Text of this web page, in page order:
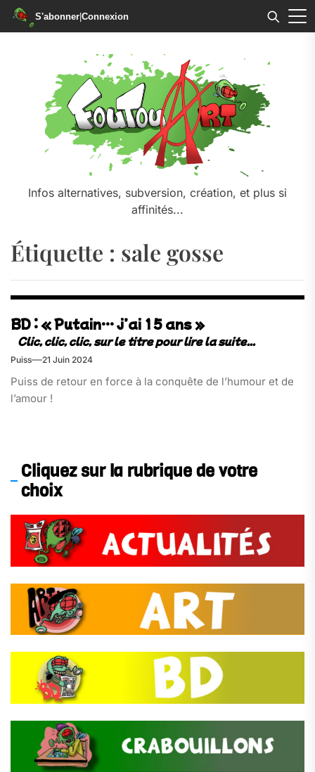
S'abonner|Connexion
Infos alternatives, subversion, création, et plus si
affinités...
Étiquette : sale gosse
BD : « Putain… j’ai 15 ans »
Puiss 21 Juin 2024
Puiss de retour en force à la conquête de l’humour et de
l’amour !
Cliquez sur la rubrique de votre
choix